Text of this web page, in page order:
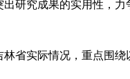
研究成果的实用性，
省实际情况，重点围绕